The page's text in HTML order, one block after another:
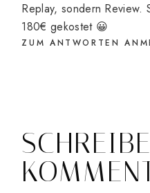
Replay, sondern Review.
180€ gekostet 😀
ZUM ANTWORTEN